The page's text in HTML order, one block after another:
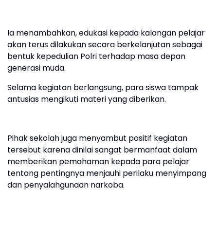
Ia menambahkan, edukasi kepada kalangan pelajar
akan terus dilakukan secara berkelanjutan sebagai
bentuk kepedulian Polri terhadap masa depan
generasi muda.
Selama kegiatan berlangsung, para siswa tampak
antusias mengikuti materi yang diberikan.
Pihak sekolah juga menyambut positif kegiatan
tersebut karena dinilai sangat bermanfaat dalam
memberikan pemahaman kepada para pelajar
tentang pentingnya menjauhi perilaku menyimpang
dan penyalahgunaan narkoba.